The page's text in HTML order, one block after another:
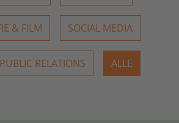
& FILM SOCIAL MEDIA
PUBLIC RELATIONS ALLE